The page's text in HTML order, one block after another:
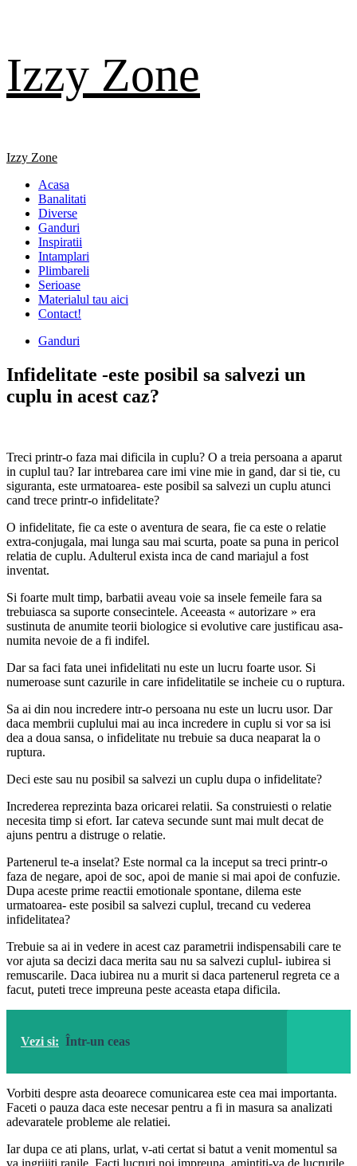
content
Izzy Zone
Primary
Izzy Zone
Acasa
Banalitati
Diverse
Ganduri
Inspiratii
Intamplari
Plimbareli
Serioase
Materialul tau aici
Contact!
Ganduri
Infidelitate -este posibil sa salvezi un
cuplu in acest caz?
Treci printr-o faza mai dificila in cuplu? O a treia persoana a aparut
in cuplul tau? Iar intrebarea care imi vine mie in gand, dar si tie, cu
siguranta, este urmatoarea- este posibil sa salvezi un cuplu atunci
cand trece printr-o infidelitate?
O infidelitate, fie ca este o aventura de seara, fie ca este o relatie
extra-conjugala, mai lunga sau mai scurta, poate sa puna in pericol
relatia de cuplu. Adulterul exista inca de cand mariajul a fost
inventat.
Si foarte mult timp, barbatii aveau voie sa insele femeile fara sa
trebuiasca sa suporte consecintele. Aceeasta « autorizare » era
sustinuta de anumite teorii biologice si evolutive care justificau asa-
numita nevoie de a fi indifel.
Dar sa faci fata unei infidelitati nu este un lucru foarte usor. Si
numeroase sunt cazurile in care infidelitatile se incheie cu o ruptura.
Sa ai din nou incredere intr-o persoana nu este un lucru usor. Dar
daca membrii cuplului mai au inca incredere in cuplu si vor sa isi
dea a doua sansa, o infidelitate nu trebuie sa duca neaparat la o
ruptura.
Deci este sau nu posibil sa salvezi un cuplu dupa o infidelitate?
Increderea reprezinta baza oricarei relatii. Sa construiesti o relatie
necesita timp si efort. Iar cateva secunde sunt mai mult decat de
ajuns pentru a distruge o relatie.
Partenerul te-a inselat? Este normal ca la inceput sa treci printr-o
faza de negare, apoi de soc, apoi de manie si mai apoi de confuzie.
Dupa aceste prime reactii emotionale spontane, dilema este
urmatoarea- este posibil sa salvezi cuplul, trecand cu vederea
infidelitatea?
Trebuie sa ai in vedere in acest caz parametrii indispensabili care te
vor ajuta sa decizi daca merita sau nu sa salvezi cuplul- iubirea si
remuscarile. Daca iubirea nu a murit si daca partenerul regreta ce a
facut, puteti trece impreuna peste aceasta etapa dificila.
Vezi si: Într-un ceas
Vorbiti despre asta deoarece comunicarea este cea mai importanta.
Faceti o pauza daca este necesar pentru a fi in masura sa analizati
adevaratele probleme ale relatiei.
Iar dupa ce ati plans, urlat, v-ati certat si batut a venit momentul sa
va ingrijiti ranile. Facti lucruri noi impreuna, amintiti-va de lucrurile